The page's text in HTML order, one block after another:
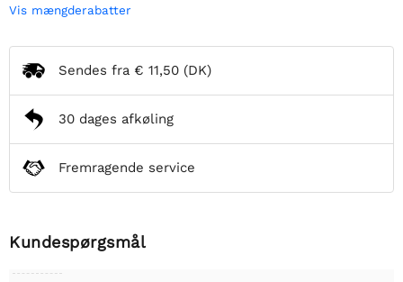
Vis mængderabatter
Sendes fra € 11,50 (DK)
30 dages afkøling
Fremragende service
Kundespørgsmål